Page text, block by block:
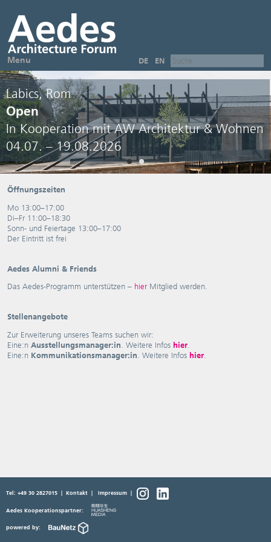
DE EN
Menu
Labics, Rom
Open
In Kooperation mit AW Architektur & Wohnen
04.07. – 19.08.2026
Öffnungszeiten
Mo 13:00–17:00
Di–Fr 11:00–18:30
Sonn- und Feiertage 13:00–17:00
Der Eintritt ist frei
Aedes Alumni & Friends
Das Aedes-Programm unterstützen – hier Mitglied werden.
Stellenangebote
Zur Erweiterung unseres Teams suchen wir:
Eine:n Ausstellungsmanager:in . Weitere Infos hier
Eine:n Kommunikationsmanager:in . Weitere Infos hier
Tel: +49 30 2827015 |Kontakt |Impressum
Aedes Kooperationspartner:
powered by: